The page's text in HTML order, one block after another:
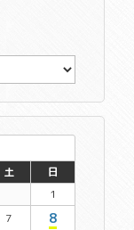
土
日
1
7 8